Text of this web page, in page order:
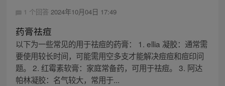
1 个回答 2024年10月04日 17:49
药膏祛痘
以下为一些常见的用于祛痘的药膏： 1. ellia 凝胶：通常需
要使用较长时间，可能需用空多支才能解决痘痘和痘印问
题。 2. 红霉素软膏：家庭常备药，可用于祛痘。 3. 阿达
帕林凝胶：名气较大，常用于...